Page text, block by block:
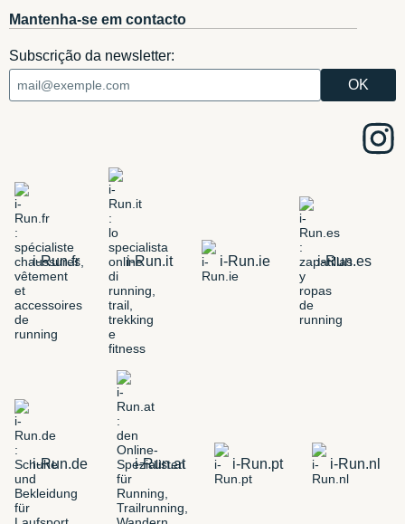
Mantenha-se em contacto
Subscrição da newsletter:
i-Run.fr i-Run.it i-Run.ie i-Run.es
i-Run.de i-Run.at i-Run.pt i-Run.nl